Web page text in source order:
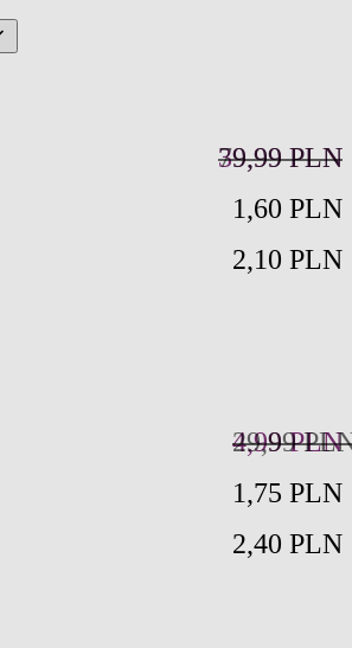
79,99 PLN
39,99 PLN
1,60 PLN
2,10 PLN
29,99
4,99 PLN
1,75 PLN
2,40 PLN